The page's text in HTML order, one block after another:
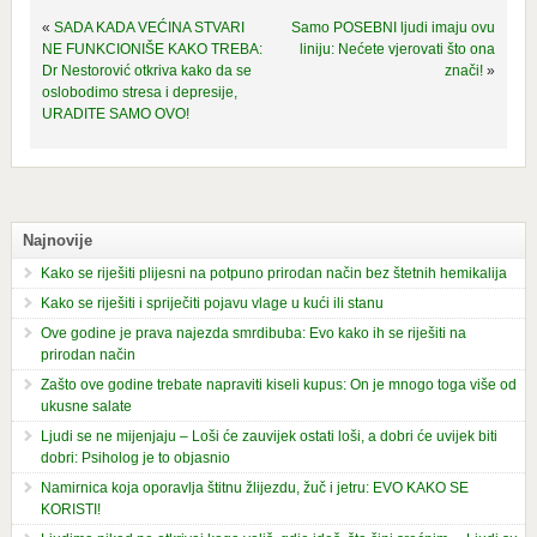
« SADA KADA VEĆINA STVARI
NE FUNKCIONIŠE KAKO TREBA:
Dr Nestorović otkriva kako da se
oslobodimo stresa i depresije,
URADITE SAMO OVO!
Samo POSEBNI ljudi imaju ovu
liniju: Nećete vjerovati što ona
znači! »
Najnovije
Kako se riješiti plijesni na potpuno prirodan način bez štetnih hemikalija
Kako se riješiti i spriječiti pojavu vlage u kući ili stanu
Ove godine je prava najezda smrdibuba: Evo kako ih se riješiti na
prirodan način
Zašto ove godine trebate napraviti kiseli kupus: On je mnogo toga više od
ukusne salate
Ljudi se ne mijenjaju – Loši će zauvijek ostati loši, a dobri će uvijek biti
dobri: Psiholog je to objasnio
Namirnica koja oporavlja štitnu žlijezdu, žuč i jetru: EVO KAKO SE
KORISTI!